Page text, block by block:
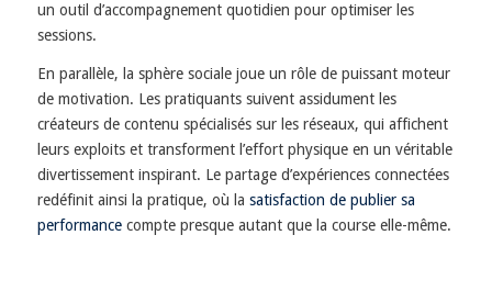
un outil d’accompagnement quotidien pour optimiser les
sessions.
En parallèle, la sphère sociale joue un rôle de puissant moteur
de motivation. Les pratiquants suivent assidument les
créateurs de contenu spécialisés sur les réseaux, qui affichent
leurs exploits et transforment l’effort physique en un véritable
divertissement inspirant. Le partage d’expériences connectées
redéfinit ainsi la pratique, où la satisfaction de publier sa
performancecompte presque autant que la course elle-même.